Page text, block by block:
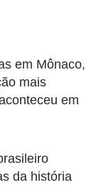
em Mônaco,
mais
em
da história